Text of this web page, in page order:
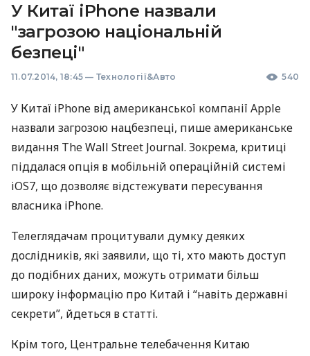
У Китаї iPhone назвали
"загрозою національній
безпеці"
11.07.2014, 18:45 — Технології&Авто 540
У Китаї iPhone від американської компанії Apple
назвали загрозою нацбезпеці, пише американське
видання The Wall Street Journal. Зокрема, критиці
піддалася опція в мобільній операційній системі
iOS7, що дозволяє відстежувати пересування
власника iPhone.
Телеглядачам процитували думку деяких
дослідників, які заявили, що ті, хто мають доступ
до подібних даних, можуть отримати більш
широку інформацію про Китай і “навіть державні
секрети”, йдеться в статті.
Крім того, Центральне телебачення Китаю